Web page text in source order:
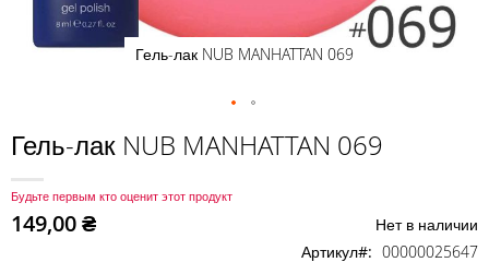
Гель-лак NUB MANHATTAN 069
к
галереи
изображений
Гель-лак NUB MANHATTAN 069
Будьте первым кто оценит этот продукт
149,00 ₴
Нет в наличии
Артикул
00000025647